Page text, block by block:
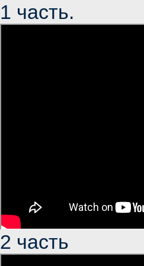
1 часть.
2 часть